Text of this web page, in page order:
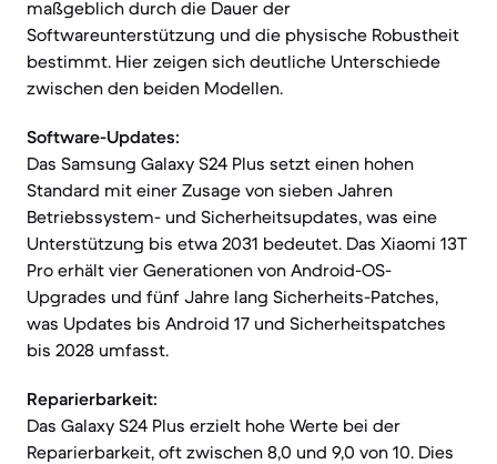
maßgeblich durch die Dauer der
Softwareunterstützung und die physische Robustheit
bestimmt. Hier zeigen sich deutliche Unterschiede
zwischen den beiden Modellen.
Software-Updates:
Das Samsung Galaxy S24 Plus setzt einen hohen
Standard mit einer Zusage von sieben Jahren
Betriebssystem- und Sicherheitsupdates, was eine
Unterstützung bis etwa 2031 bedeutet. Das Xiaomi 13T
Pro erhält vier Generationen von Android-OS-
Upgrades und fünf Jahre lang Sicherheits-Patches,
was Updates bis Android 17 und Sicherheitspatches
bis 2028 umfasst.
Reparierbarkeit:
Das Galaxy S24 Plus erzielt hohe Werte bei der
Reparierbarkeit, oft zwischen 8,0 und 9,0 von 10. Dies